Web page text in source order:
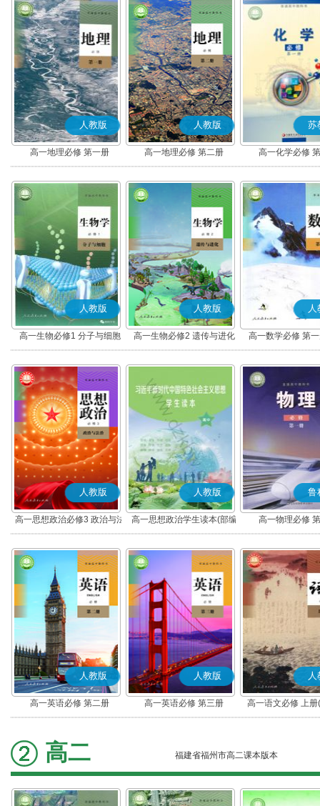
人教版
高一地理必修 第一册
人教版
高一地理必修 第二册
苏
高一化学必修
人教版
高一生物必修1 分子与细胞
人教版
高一生物必修2 遗传与进化
人
高一数学必修 第
人教版
高一思想政治必修3 政治与法
治(部编版)
人教版
高一思想政治学生读本(部编
版)
鲁
高一物理必修
人教版
高一英语必修 第二册
人教版
高一英语必修 第三册
人
高一语文必修 上
高二 福建省福州市高二课本版本